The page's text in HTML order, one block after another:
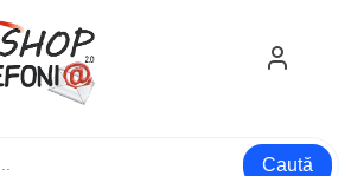
Caută